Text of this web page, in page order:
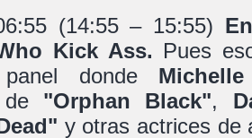
(14:55 – 15:55)
Kick Ass. Pues
donde
"Orphan Black",
y otras actrices de